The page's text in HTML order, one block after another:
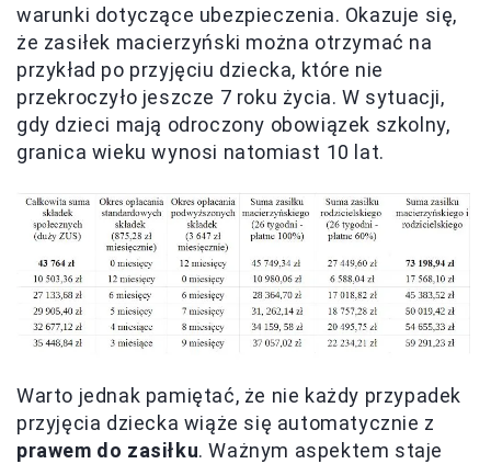
warunki dotyczące ubezpieczenia. Okazuje się,
że zasiłek macierzyński można otrzymać na
przykład po przyjęciu dziecka, które nie
przekroczyło jeszcze 7 roku życia. W sytuacji,
gdy dzieci mają odroczony obowiązek szkolny,
granica wieku wynosi natomiast 10 lat.
Warto jednak pamiętać, że nie każdy przypadek
przyjęcia dziecka wiąże się automatycznie z
prawem do zasiłku. Ważnym aspektem staje